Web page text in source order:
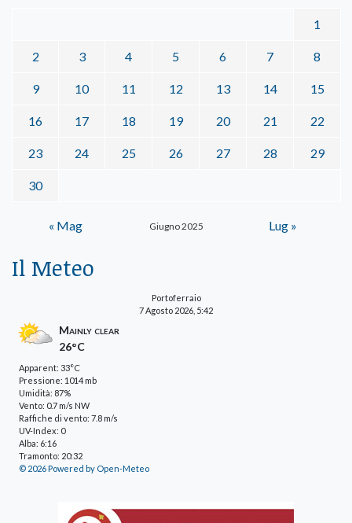
Giugno 2025
1
2 3 4 5 6 7 8
9 10 11 12 13 14 15
16 17 18 19 20 21 22
23 24 25 26 27 28 29
30
« Mag Lug »
Il Meteo
Portoferraio
7 Agosto 2026, 5:42
Mainly clear
26°C
Apparent: 33°C
Pressione: 1014 mb
Umidità: 87%
Vento: 0.7 m/s NW
Raffiche di vento: 7.8 m/s
UV-Index: 0
Alba: 6:16
Tramonto: 20:32
© 2026 Powered by Open-Meteo